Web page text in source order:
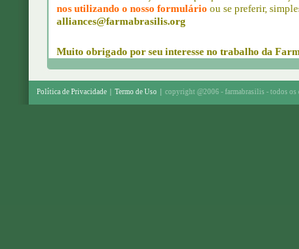
nos utilizando o nosso formulário ou se preferir,
alliances@farmabrasilis.org
Muito obrigado por seu interesse no trabalho da
Política de Privacidade Termo de Uso copyright @2006 - farmabrasilis - todos os